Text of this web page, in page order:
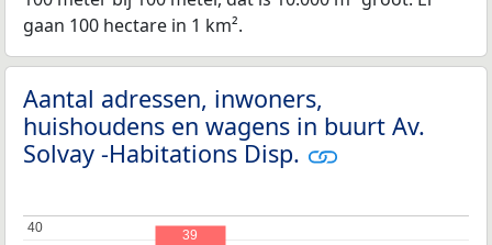
gaan 100 hectare in 1 km².
Aantal adressen, inwoners,
huishoudens en wagens in buurt Av.
Solvay -Habitations Disp.
40
40
39